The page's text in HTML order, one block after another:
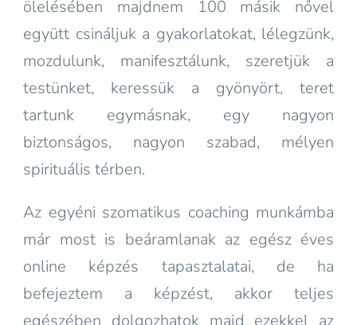
ölelésében majdnem 100 másik nővel
együtt csináljuk a gyakorlatokat, lélegzünk,
mozdulunk, manifesztálunk, szeretjük a
testünket, keressük a gyönyört, teret
tartunk egymásnak, egy nagyon
biztonságos, nagyon szabad, mélyen
spirituális térben.
Az egyéni szomatikus coaching munkámba
már most is beáramlanak az egész éves
online képzés tapasztalatai, de ha
befejeztem a képzést, akkor teljes
egészében dolgozhatok majd ezekkel az